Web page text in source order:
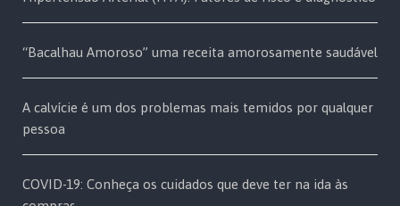
“Bacalhau Amoroso” uma receita amorosamente saudável
A calvície é um dos problemas mais temidos por qualquer
pessoa
COVID-19: Conheça os cuidados que deve ter na ida às